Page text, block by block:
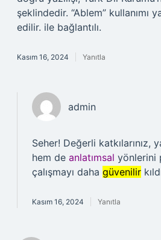
şeklindedir. “Ablem” kullanımı
edilir. ile bağlantılı.
Kasım 16, 2024 Yanıtla
admin
Seher! Değerli katkılarınız,
hem de anlatımsal yönlerini
çalışmayı daha güvenilir
Kasım 16, 2024 Yanıtla